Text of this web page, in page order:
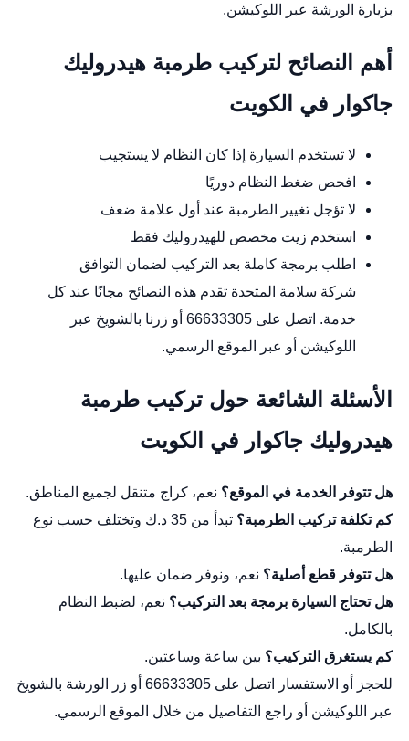
بزيارة الورشة عبر
اللوكيشن.
أهم النصائح لتركيب طرمبة هيدروليك
جاكوار في الكويت
لا تستخدم السيارة إذا كان النظام لا يستجيب
افحص ضغط النظام دوريًا
لا تؤجل تغيير الطرمبة عند أول علامة ضعف
استخدم زيت مخصص للهيدروليك فقط
اطلب برمجة كاملة بعد التركيب لضمان التوافق
شركة سلامة المتحدة تقدم هذه النصائح مجانًا عند كل
خدمة. اتصل على 66633305 أو زرنا بالشويخ عبر
اللوكيشن أو عبر الموقع الرسمي.
الأسئلة الشائعة حول تركيب طرمبة
هيدروليك جاكوار في الكويت
هل تتوفر الخدمة في الموقع؟ نعم، كراج متنقل لجميع المناطق.
كم تكلفة تركيب الطرمبة؟
تبدأ من 35 د.ك وتختلف حسب نوع
الطرمبة.
هل تتوفر قطع أصلية؟ نعم، ونوفر ضمان عليها.
هل تحتاج السيارة برمجة بعد التركيب؟ نعم، لضبط النظام
بالكامل.
كم يستغرق التركيب؟ بين ساعة وساعتين.
للحجز أو الاستفسار اتصل على 66633305 أو زر الورشة بالشويخ
عبر
اللوكيشن أو راجع التفاصيل من خلال الموقع الرسمي.